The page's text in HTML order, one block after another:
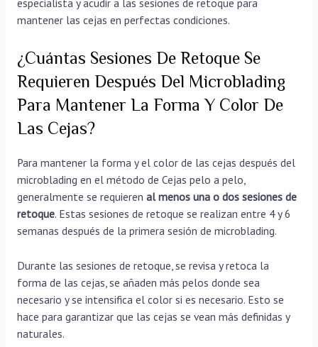
mantener las cejas en perfectas condiciones.
¿Cuántas Sesiones De Retoque Se
Requieren Después Del Microblading
Para Mantener La Forma Y Color De
Las Cejas?
Para mantener la forma y el color de las cejas después del
microblading en el método de Cejas pelo a pelo,
generalmente se requieren al menos una o dos sesiones de
retoque. Estas sesiones de retoque se realizan entre 4 y 6
semanas después de la primera sesión de microblading.
Durante las sesiones de retoque, se revisa y retoca la
forma de las cejas, se añaden más pelos donde sea
necesario y se intensifica el color si es necesario. Esto se
hace para garantizar que las cejas se vean más definidas y
naturales.